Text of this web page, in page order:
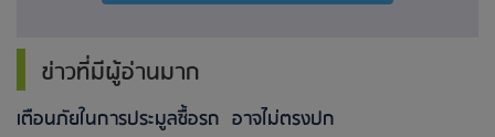
ข่าวที่มีผู้อ่านมาก
เตือนภัยในการประมูลซื้อรถ อาจไม่ตรงปก